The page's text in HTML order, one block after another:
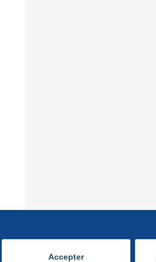
Accepter